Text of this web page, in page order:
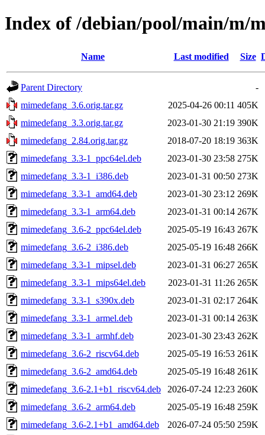
Index of /debian/pool/main/m/
Name Last modified Size
Parent Directory
-
mimedefang_3.6.orig.tar.gz
2025-04-26 00:11 405K
mimedefang_3.3.orig.tar.gz
2023-01-30 21:19 390K
mimedefang_2.84.orig.tar.gz
2018-07-20 18:19 363K
mimedefang_3.3-1_ppc64el.deb
2023-01-30 23:58 275K
mimedefang_3.3-1_i386.deb
2023-01-31 00:50 273K
mimedefang_3.3-1_amd64.deb
2023-01-30 23:12 269K
mimedefang_3.3-1_arm64.deb
2023-01-31 00:14 267K
mimedefang_3.6-2_ppc64el.deb
2025-05-19 16:43 267K
mimedefang_3.6-2_i386.deb
2025-05-19 16:48 266K
mimedefang_3.3-1_mipsel.deb
2023-01-31 06:27 265K
mimedefang_3.3-1_mips64el.deb
2023-01-31 11:26 265K
mimedefang_3.3-1_s390x.deb
2023-01-31 02:17 264K
mimedefang_3.3-1_armel.deb
2023-01-31 00:14 263K
mimedefang_3.3-1_armhf.deb
2023-01-30 23:43 262K
mimedefang_3.6-2_riscv64.deb
2025-05-19 16:53 261K
mimedefang_3.6-2_amd64.deb
2025-05-19 16:48 261K
mimedefang_3.6-2.1+b1_riscv64.deb
2026-07-24 12:23 260K
mimedefang_3.6-2_arm64.deb
2025-05-19 16:48 259K
mimedefang_3.6-2.1+b1_amd64.deb
2026-07-24 05:50 259K